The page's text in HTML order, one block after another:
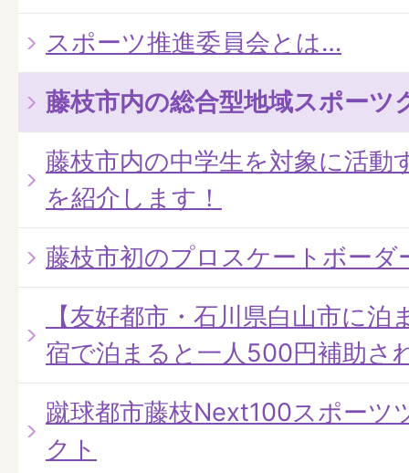
スポーツ推進委員会とは…
藤枝市内の総合型地域スポーツ
藤枝市内の中学生を対象に活動
を紹介します！
藤枝市初のプロスケートボーダ
【友好都市・石川県白山市に
宿で泊まると一人500円補助さ
蹴球都市藤枝Next100スポーツ
クト